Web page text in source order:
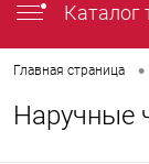
Каталог
Главная страница •
Наручные